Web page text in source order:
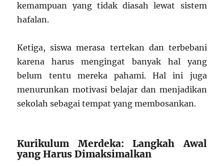
kemampuan yang tidak diasah lewat sistem
hafalan.
Ketiga, siswa merasa tertekan dan terbebani
karena harus mengingat banyak hal yang
belum tentu mereka pahami. Hal ini juga
menurunkan motivasi belajar dan menjadikan
sekolah sebagai tempat yang membosankan.
Kurikulum Merdeka: Langkah Awal
yang Harus Dimaksimalkan